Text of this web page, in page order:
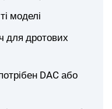
моделі
для дротових
DAC або